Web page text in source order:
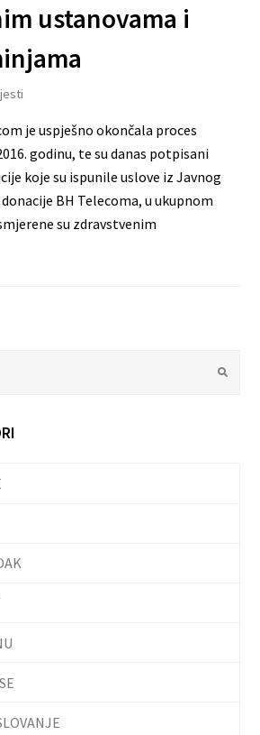
ustanovama i
je uspješno okončala proces
godinu, te su danas potpisani
koje su ispunile uslove iz Javnog
BH Telecoma, u ukupnom
su zdravstvenim
Submit